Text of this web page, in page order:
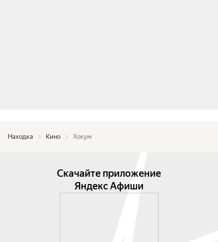
Находка Кино Хокум
Скачайте приложение
Яндекс Афиши